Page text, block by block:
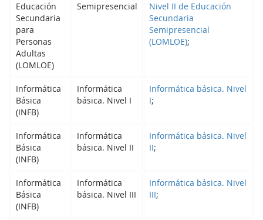
Educación
Secundaria
para
Personas
Adultas
(LOMLOE)
Semipresencial
Nivel II de Educación
Secundaria
Semipresencial
(LOMLOE);
Informática
Básica
(INFB)
Informática
básica. Nivel I
Informática básica. Nivel
I;
Informática
Básica
(INFB)
Informática
básica. Nivel II
Informática básica. Nivel
II;
Informática
Básica
(INFB)
Informática
básica. Nivel III
Informática básica. Nivel
III;